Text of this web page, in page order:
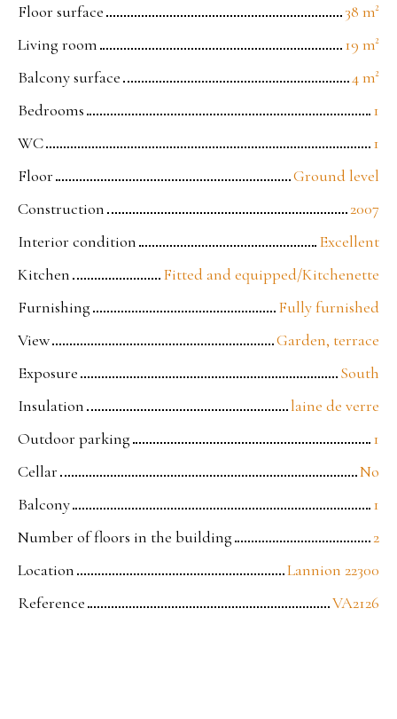
Floor surface
38 m²
Living room
19 m²
Balcony surface
4m²
Bedrooms
1
WC
1
Floor
Ground level
Construction
2007
Interior condition
Excellent
Kitchen
Fitted and equipped/Kitchenette
Furnishing
Fully furnished
View
Garden, terrace
Exposure
South
Insulation
laine de verre
Outdoor parking
1
Cellar
No
Balcony
1
Number of floors in the building
2
Location
Lannion 22300
Reference
VA2126